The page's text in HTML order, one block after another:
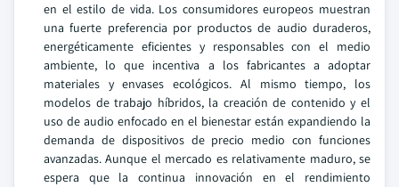
en el estilo de vida. Los consumidores europeos muestran
una fuerte preferencia por productos de audio duraderos,
energéticamente eficientes y responsables con el medio
ambiente, lo que incentiva a los fabricantes a adoptar
materiales y envases ecológicos. Al mismo tiempo, los
modelos de trabajo híbridos, la creación de contenido y el
uso de audio enfocado en el bienestar están expandiendo la
demanda de dispositivos de precio medio con funciones
avanzadas. Aunque el mercado es relativamente maduro, se
espera que la continua innovación en el rendimiento